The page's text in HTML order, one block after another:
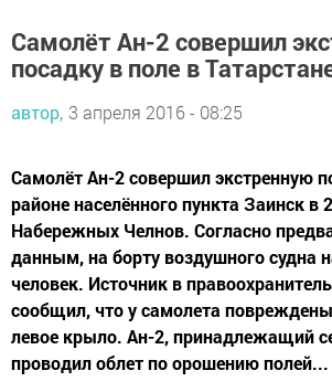
Самолёт Ан-2 совершил
посадку в поле в
автор, 3 апреля 2016 - 08:25
Самолёт Ан-2 совершил экстренную
районе населённого пункта Заинск в
Набережных Челнов. Согласно
данным, на борту воздушного судна
человек. Источник в
сообщил, что у самолета
левое крыло. Ан-2, принадлежащий
проводил облет по орошению полей...